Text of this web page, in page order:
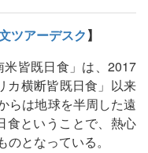
ツアーデスク】
皆既日食」は、2017
カ横断皆既日食」以来
らは地球を半周した遠
食ということで、熱心
となっている。